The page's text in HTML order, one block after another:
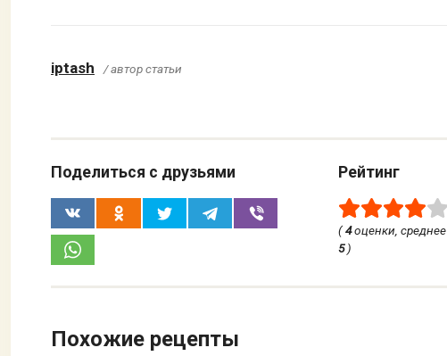
iptash / автор статьи
Поделиться с друзьями Рейтинг
(4оценки, среднее
5)
Похожие рецепты